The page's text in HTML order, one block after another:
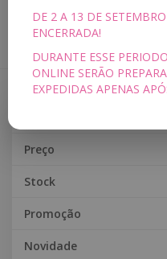
Toggle
navigation
Preço
Stock
Promoção
Novidade
DE 2 A 13 DE
ENCERRADA!
DURANTE ESSE
ONLINE SERÃO
EXPEDIDAS APENAS